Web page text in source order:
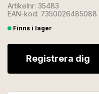
Artikelnr: 35483
EAN-kod: 7350026485088
Finns i lager
Registrera dig